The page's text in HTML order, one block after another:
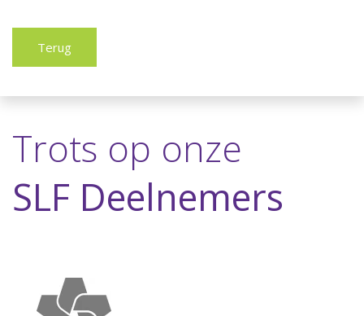
Terug
Trots op onze
SLF Deelnemers